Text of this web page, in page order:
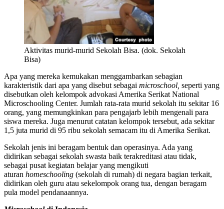
Aktivitas murid-murid Sekolah Bisa. (dok. Sekolah
Bisa)
Apa yang mereka kemukakan menggambarkan sebagian
karakteristik dari apa yang disebut sebagai microschool, seperti yang
disebutkan oleh kelompok advokasi Amerika Serikat National
Microschooling Center. Jumlah rata-rata murid sekolah itu sekitar 16
orang, yang memungkinkan para pengajarb lebih mengenali para
siswa mereka. Juga menurut catatan kelompok tersebut, ada sekitar
1,5 juta murid di 95 ribu sekolah semacam itu di Amerika Serikat.
Sekolah jenis ini beragam bentuk dan operasinya. Ada yang
didirikan sebagai sekolah swasta baik terakreditasi atau tidak,
sebagai pusat kegiatan belajar yang mengikuti
aturan homeschooling (sekolah di rumah) di negara bagian terkait,
didirikan oleh guru atau sekelompok orang tua, dengan beragam
pula model pendanaannya.